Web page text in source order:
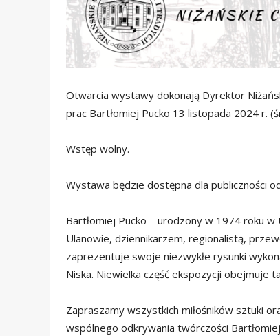
Otwarcia wystawy dokonają Dyrektor
prac Bartłomiej Pucko 13 listopada 2024 r.
Wstęp wolny.
Wystawa będzie dostępna dla publiczności
Bartłomiej Pucko – urodzony w 1974 roku
Ulanowie, dziennikarzem, regionalistą,
zaprezentuje swoje niezwykłe rysunki
Niska. Niewielka część ekspozycji obejmuje
Zapraszamy wszystkich miłośników sztuki
wspólnego odkrywania twórczości